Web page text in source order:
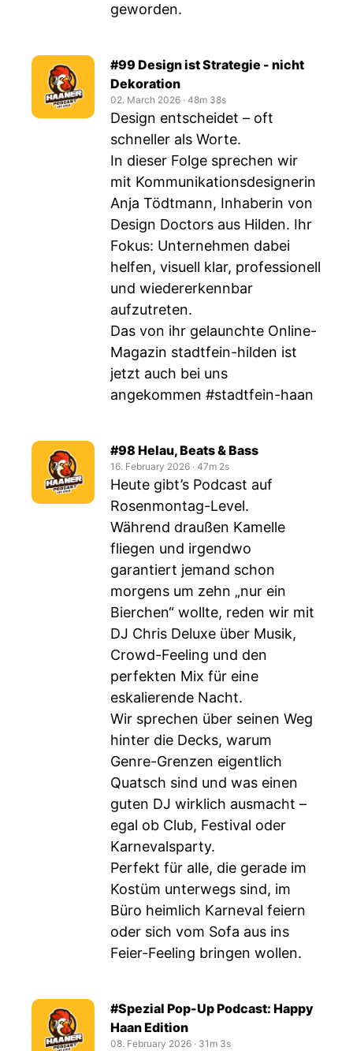
geworden.
#99 Design ist Strategie - nicht
Dekoration
02. March 2026 ‧ 48m 38s
Design entscheidet – oft
schneller als Worte.
In dieser Folge sprechen wir
mit Kommunikationsdesignerin
Anja Tödtmann, Inhaberin von
Design Doctors aus Hilden. Ihr
Fokus: Unternehmen dabei
helfen, visuell klar, professionell
und wiedererkennbar
aufzutreten.
Das von ihr gelaunchte Online-
Magazin stadtfein-hilden ist
jetzt auch bei uns
angekommen #stadtfein-haan
#98 Helau, Beats & Bass
16. February 2026 ‧ 47m 2s
Heute gibt’s Podcast auf
Rosenmontag-Level.
Während draußen Kamelle
fliegen und irgendwo
garantiert jemand schon
morgens um zehn „nur ein
Bierchen“ wollte, reden wir mit
DJ Chris Deluxe über Musik,
Crowd-Feeling und den
perfekten Mix für eine
eskalierende Nacht.
Wir sprechen über seinen Weg
hinter die Decks, warum
Genre-Grenzen eigentlich
Quatsch sind und was einen
guten DJ wirklich ausmacht –
egal ob Club, Festival oder
Karnevalsparty.
Perfekt für alle, die gerade im
Kostüm unterwegs sind, im
Büro heimlich Karneval feiern
oder sich vom Sofa aus ins
Feier-Feeling bringen wollen.
#Spezial Pop-Up Podcast: Happy
Haan Edition
08. February 2026 ‧ 31m 3s